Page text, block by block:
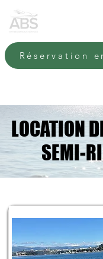
Réservation
LOCATION
SEMI-
LOCATION
SEMI-